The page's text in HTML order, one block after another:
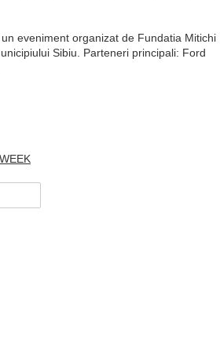
eveniment organizat de Fundatia Mitichi
Sibiu. Parteneri principali: Ford